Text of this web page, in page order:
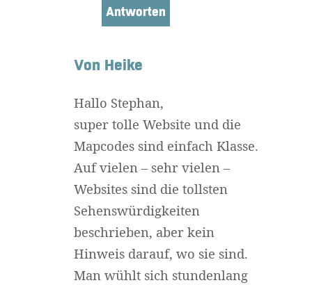
Antworten
Von Heike
Hallo Stephan,
super tolle Website und die
Mapcodes sind einfach Klasse.
Auf vielen – sehr vielen –
Websites sind die tollsten
Sehenswürdigkeiten
beschrieben, aber kein
Hinweis darauf, wo sie sind.
Man wühlt sich stundenlang